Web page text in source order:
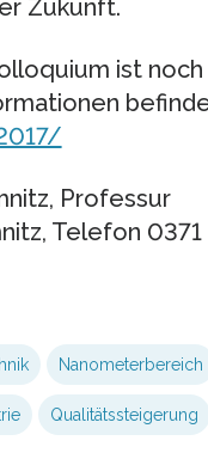
Zukunft.
ist noch
Professur
Telefon 0371
Nanometerbereich
Qualitätssteigerung